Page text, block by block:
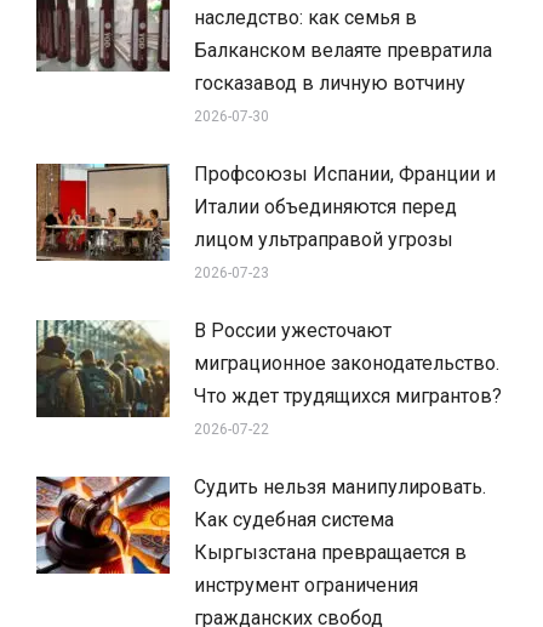
наследство: как семья в
Балканском велаяте превратила
госказавод в личную вотчину
2026-07-30
Профсоюзы Испании, Франции и
Италии объединяются перед
лицом ультраправой угрозы
2026-07-23
В России ужесточают
миграционное законодательство.
Что ждет трудящихся мигрантов?
2026-07-22
Судить нельзя манипулировать.
Как судебная система
Кыргызстана превращается в
инструмент ограничения
гражданских свобод